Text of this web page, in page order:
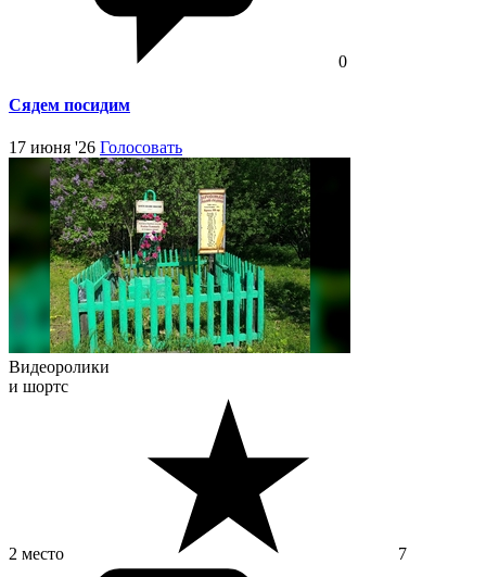
0
Сядем посидим
17 июня '26 Голосовать
Видеоролики
и шортс
2 место 7